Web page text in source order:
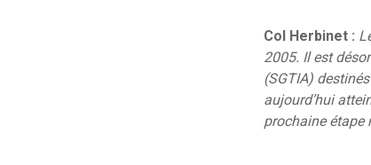
Col Herbinet :
2005. Il est
(SGTIA)
aujourd’hui
prochaine étape